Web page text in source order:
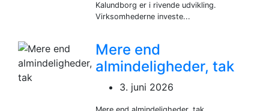
Kalundborg er i rivende udvikling.
Virksomhederne investe...
Mere end
almindeligheder, tak
3. juni 2026